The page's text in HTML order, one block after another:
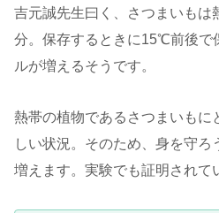
吉元誠先生曰く、さつまいもは
分。保存するときに15℃前後で
ルが増えるそうです。
熱帯の植物であるさつまいも
しい状況。そのため、身を守
増えます。実験でも証明されて